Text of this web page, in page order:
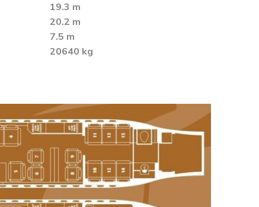
19.3 m
20.2 m
7.5 m
20640 kg